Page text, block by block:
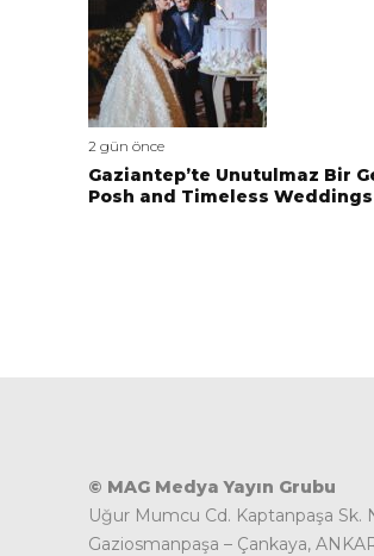
2 gün önce
Gaziantep’te Unutulmaz Bir
Posh and Timeless Weddings
© MAG Medya Yayın Grubu
Uğur Mumcu Cd. Kaptanpaşa Sk.
Gaziosmanpaşa – Çankaya,